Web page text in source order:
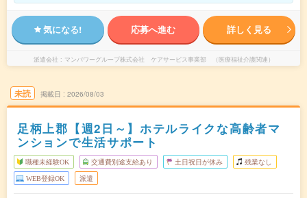
気になる! 応募へ進む 詳しく見る
派遣会社 マンパワーグループ株式会社 ケアサービス事業部 （医療福祉介護関連）
未読 掲載日 2026/08/03
足柄上郡【週2日～】ホテルライクな高齢者マ
ンションで生活サポート
職種未経験OK 交通費別途支給あり 土日祝日が休み 残業なし
WEB登録OK 派遣